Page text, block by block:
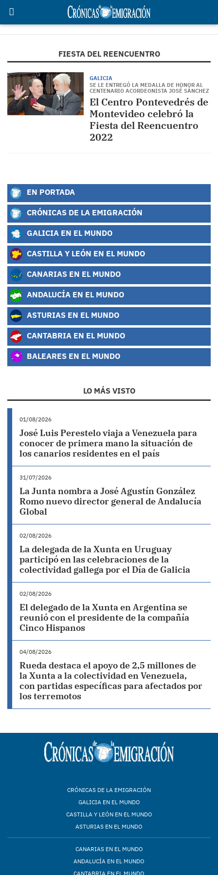
FIESTA DEL REENCUENTRO
GALICIA
SE LE ENTREGÓ LA MEDALLA DE HONOR AL
CENTENARIO ACORDEONISTA JOSÉ SÁNCHEZ
El Centro Pontevedrés de
Montevideo celebró la
Fiesta del Reencuentro
2022
EN PORTADA
CRÓNICAS DE LA EMIGRACIÓN
GALICIA EN EL MUNDO
CASTILLA Y LEÓN EN EL MUNDO
CANARIAS EN EL MUNDO
ANDALUCÍA EN EL MUNDO
ASTURIAS EN EL MUNDO
CANTABRIA EN EL MUNDO
BALEARES EN EL MUNDO
LO MÁS VISTO
01/08/2026
José Luis Perestelo viaja a Venezuela para
conocer de primera mano la situación de
los canarios residentes en el país
31/07/2026
La Junta nombra a José Agustín González
Romo nuevo director general de Andalucía
Global
02/08/2026
La delegada de la Xunta en Uruguay
participó en las celebraciones de la
colectividad gallega por el Día de Galicia
02/08/2026
El delegado de la Xunta en Argentina se
reunió con el presidente de la compañía
Cinco Hispanos
04/08/2026
Rueda destaca el apoyo de 2,5 millones de
la Xunta a la colectividad en Venezuela,
con partidas específicas para afectados por
los terremotos
CRÓNICAS DE LA EMIGRACIÓN
GALICIA EN EL MUNDO
CASTILLA Y LEÓN EN EL MUNDO
ASTURIAS EN EL MUNDO
CANARIAS EN EL MUNDO
ANDALUCÍA EN EL MUNDO
CANTABRIA EN EL MUNDO